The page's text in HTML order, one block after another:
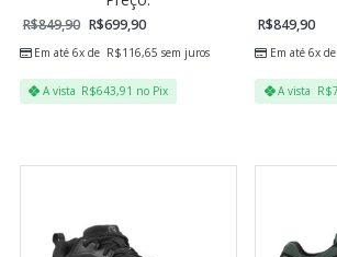
R$849,90 R$699,90
Em até 6x de R$116,65 sem juros
A vista R$643,91 no Pix
R$849,90
Em até 6x de
A vista R$